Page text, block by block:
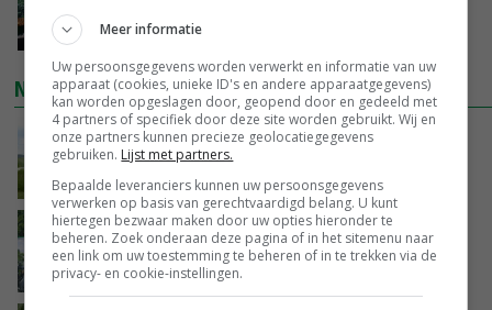
VANDAAG, 13:31
NIEUWSTE VIDEO'S
POAH!: John Deere 7730
VANDAAG, 10:00
Oekraïne-vlogger Kees Huizinga: ‘Bezoek van
de ambassade mag zelf groente plukken’
GISTEREN, 12:00
Meer informatie
Uw persoonsgegevens worden verwerkt en informatie van uw
apparaat (cookies, unieke ID's en andere apparaatgegevens)
kan worden opgeslagen door, geopend door en gedeeld met
4 partners of specifiek door deze site worden gebruikt. Wij en
onze partners kunnen precieze geolocatiegegevens
gebruiken. Lijst met partners.
Bepaalde leveranciers kunnen uw persoonsgegevens
verwerken op basis van gerechtvaardigd belang. U kunt
hiertegen bezwaar maken door uw opties hieronder te
beheren. Zoek onderaan deze pagina of in het sitemenu naar
een link om uw toestemming te beheren of in te trekken via de
privacy- en cookie-instellingen.